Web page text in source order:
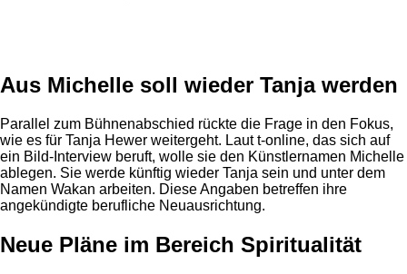
Aus Michelle soll wieder Tanja werden
Parallel zum Bühnenabschied rückte die Frage in den Fokus,
wie es für Tanja Hewer weitergeht. Laut t-online, das sich auf
ein Bild-Interview beruft, wolle sie den Künstlernamen Michelle
ablegen. Sie werde künftig wieder Tanja sein und unter dem
Namen Wakan arbeiten. Diese Angaben betreffen ihre
angekündigte berufliche Neuausrichtung.
Neue Pläne im Bereich Spiritualität